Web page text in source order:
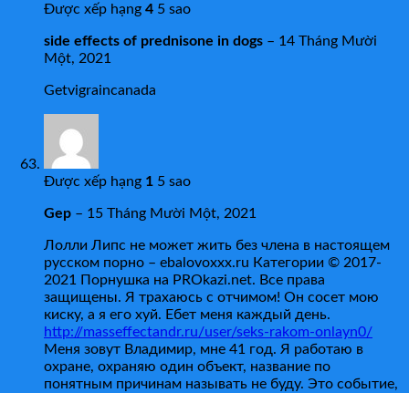
Được xếp hạng 4 5 sao
side effects of prednisone in dogs – 14 Tháng Mười
Một, 2021
Getvigraincanada
Được xếp hạng 1 5 sao
Gep – 15 Tháng Mười Một, 2021
Лолли Липс не может жить без члена в настоящем
русском порно – ebalovoxxx.ru Категории © 2017-
2021 Порнушка на PROkazi.net. Все права
защищены. Я трахаюсь с отчимом! Он сосет мою
киску, а я его хуй. Ебет меня каждый день.
http://masseffectandr.ru/user/seks-rakom-onlayn0/
Меня зовут Владимир, мне 41 год. Я работаю в
охране, охраняю один объект, название по
понятным причинам называть не буду. Это событие,